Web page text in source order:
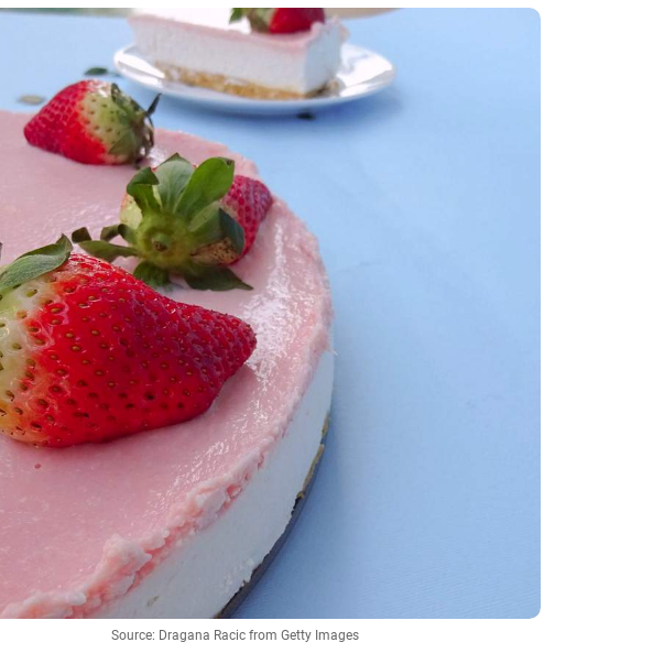
Source: Dragana Racic from Getty Images